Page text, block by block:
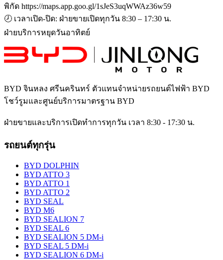
พิกัด https://maps.app.goo.gl/1sJeS3uqWWAz36w59
🕗 เวลาเปิด-ปิด: ฝ่ายขายเปิดทุกวัน 8:30 – 17:30 น.
ฝ่ายบริการหยุดวันอาทิตย์
BYD จินหลง ศรีนครินทร์ ตัวแทนจำหน่ายรถยนต์ไฟฟ้า BYD
โชว์รูมและศูนย์บริการมาตรฐาน BYD
ฝ่ายขายและบริการเปิดทำการทุกวัน เวลา 8:30 - 17:30 น.
รถยนต์ทุกรุ่น
BYD DOLPHIN
BYD ATTO 3
BYD ATTO 1
BYD ATTO 2
BYD SEAL
BYD M6
BYD SEALION 7
BYD SEAL 6
BYD SEALION 5 DM-i
BYD SEAL 5 DM-i
BYD SEALION 6 DM-i